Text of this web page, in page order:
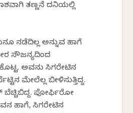
ತಣ್ಣನೆ ದನಿಯಲ್ಲಿ
ನಡೆದಿಲ್ಲ ಅನ್ನುವ ಹಾಗೆ
ಸೌಜನ್ಯದಿಂದ
ಅವನು ಸಿಗರೇಟಿನ
ಮೇಲೆಲ್ಲ ಬೀಳಿಸುತ್ತಿದ್ದ.
ಬೆಚ್ಚಿಬಿದ್ದ. ಪೋರ್ಫಿರೋ
ಹಾಗೆ, ಸಿಗರೇಟಿನ